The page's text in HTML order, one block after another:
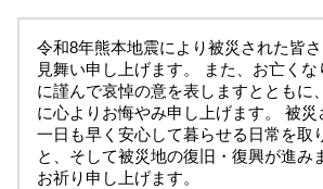
令和8年熊本地震により被災された皆
見舞い申し上げます。 また、お亡くな
に謹んで哀悼の意を表しますとともに
に心よりお悔やみ申し上げます。 被災
一日も早く安心して暮らせる日常を取
と、そして被災地の復旧・復興が進み
お祈り申し上げます。